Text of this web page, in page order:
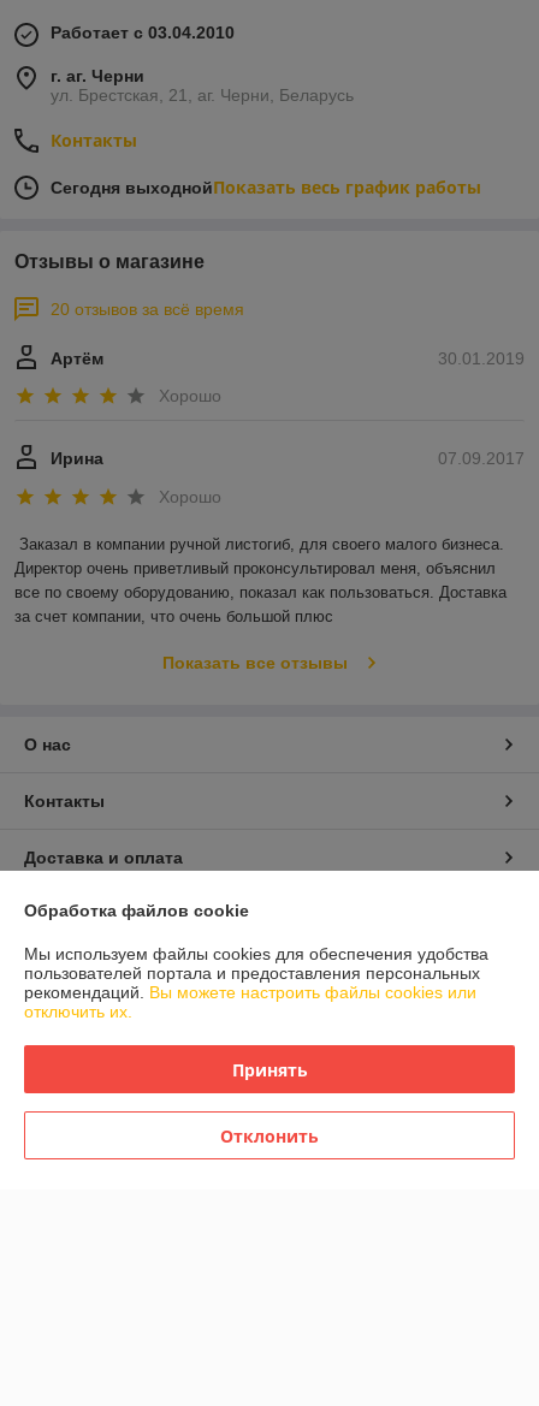
Работает с 03.04.2010
г. аг. Черни
ул. Брестская, 21, аг. Черни, Беларусь
Контакты
Сегодня выходнойПоказать весь график работы
Отзывы о магазине
20 отзывов за всё время
30.01.2019
Артём
Хорошо
07.09.2017
Ирина
Хорошо
Заказал в компании ручной листогиб, для своего малого бизнеса.
Директор очень приветливый проконсультировал меня, объяснил
все по своему оборудованию, показал как пользоваться. Доставка
за счет компании, что очень большой плюс
Показать все отзывы
О нас
Контакты
Доставка и оплата
График работы
Полная версия сайта
Сайт создан на платформе Deal.by
Обработка файлов cookie
Мы используем файлы cookies для обеспечения удобства
пользователей портала и предоставления персональных
рекомендаций. Вы можете настроить файлы cookies или
отключить их.
Принять
Отклонить